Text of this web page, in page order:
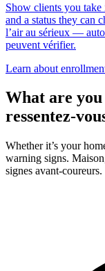
Show clients you
and a status they can
l’air au sérieux —
peuvent vérifier.
Learn about
What are
ressentez-
Whether it’s your
warning signs.
signes avant-coureurs.